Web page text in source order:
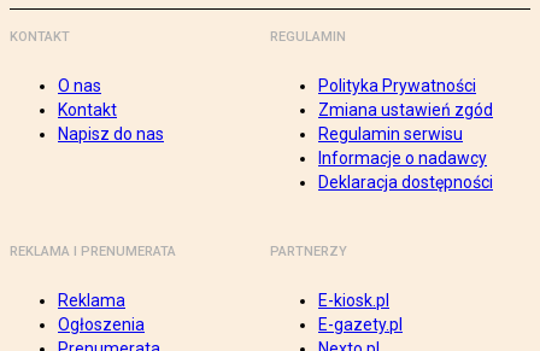
KONTAKT
O nas
Kontakt
Napisz do nas
REGULAMIN
Polityka Prywatności
Zmiana ustawień zgód
Regulamin serwisu
Informacje o nadawcy
Deklaracja dostępności
REKLAMA I PRENUMERATA
Reklama
Ogłoszenia
PARTNERZY
E-kiosk.pl
E-gazety.pl